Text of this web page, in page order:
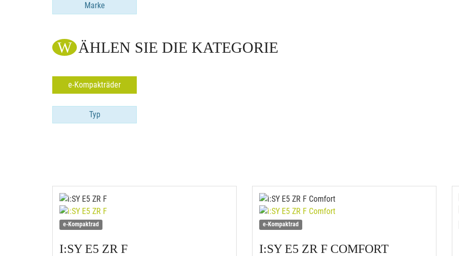
Marke
WÄHLEN SIE DIE KATEGORIE
e-Kompakträder
Typ
e-Kompaktrad
I:SYE5 ZR F
e-Kompaktrad
I:SYE5 ZR F COMFORT